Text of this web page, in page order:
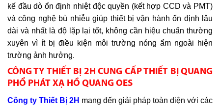
kế đầu dò ổn định nhiệt độc quyền (kết hợp CCD và PMT)
và công nghệ bù nhiễu giúp thiết bị vận hành ổn định lâu
dài và nhất là độ lặp lại tốt, không cần hiệu chuẩn thường
xuyên vì ít bị điều kiện môi trường nóng ẩm ngoài hiện
trường ảnh hưởng.
CÔNG TY THIẾT BỊ 2H CUNG CẤP THIẾT BỊ QUANG
PHỔ PHÁT XẠ HỒ QUANG OES
Công ty Thiết Bị 2H mang đến giải pháp toàn diện với các